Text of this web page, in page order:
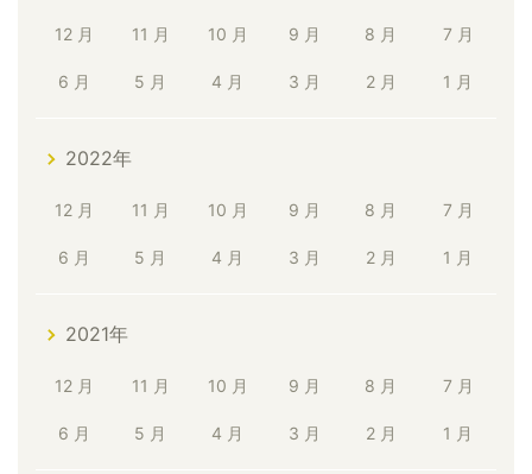
12 月 11 月 10 月 9 月 8 月 7 月
6 月 5 月 4 月 3 月 2 月 1 月
2022年
12 月 11 月 10 月 9 月 8 月 7 月
6 月 5 月 4 月 3 月 2 月 1 月
2021年
12 月 11 月 10 月 9 月 8 月 7 月
6 月 5 月 4 月 3 月 2 月 1 月